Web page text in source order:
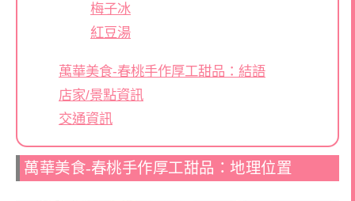
梅子冰
紅豆湯
萬華美食-春桃手作厚工甜品：結語
店家/景點資訊
交通資訊
萬華美食-春桃手作厚工甜品：地理位置